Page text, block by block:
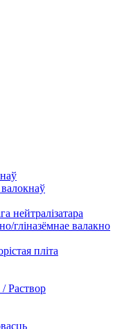
нейтралізатара
гліназёмнае валакно
пліта
Раствор